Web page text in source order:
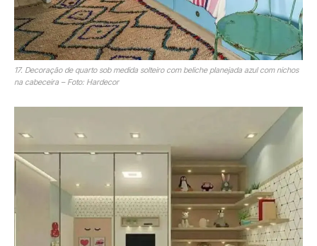
17. Decoração de quarto sob medida solteiro com beliche planejada azul com nichos
na cabeceira – Foto: Hardecor